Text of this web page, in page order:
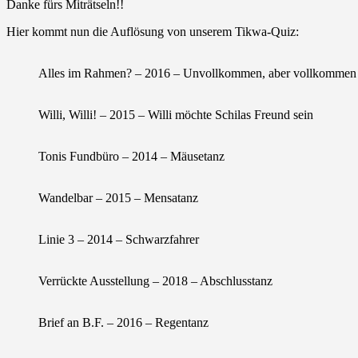
Danke fürs Miträtseln!!
Hier kommt nun die Auflösung von unserem Tikwa-Quiz:
Alles im Rahmen? – 2016 – Unvollkommen, aber
Willi, Willi! – 2015 – Willi möchte Schilas Freund sein
Tonis Fundbüro – 2014 – Mäusetanz
Wandelbar – 2015 – Mensatanz
Linie 3 – 2014 – Schwarzfahrer
Verrückte Ausstellung – 2018 – Abschlusstanz
Brief an B.F. – 2016 – Regentanz